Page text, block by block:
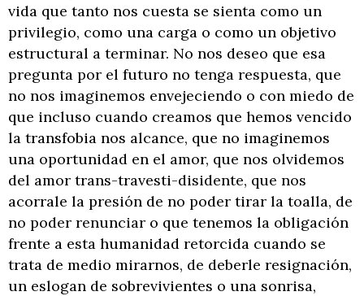
vida que tanto nos cuesta se sienta como un
privilegio, como una carga o como un objetivo
estructural a terminar. No nos deseo que esa
pregunta por el futuro no tenga respuesta, que
no nos imaginemos envejeciendo o con miedo de
que incluso cuando creamos que hemos vencido
la transfobia nos alcance, que no imaginemos
una oportunidad en el amor, que nos olvidemos
del amor trans-travesti-disidente, que nos
acorrale la presión de no poder tirar la toalla, de
no poder renunciar o que tenemos la obligación
frente a esta humanidad retorcida cuando se
trata de medio mirarnos, de deberle resignación,
un eslogan de sobrevivientes o una sonrisa,